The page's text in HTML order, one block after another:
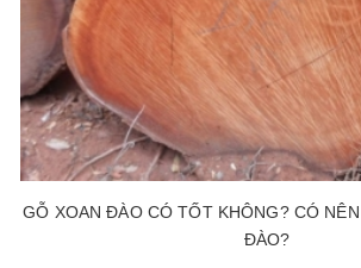
GỖ XOAN ĐÀO CÓ TỐT KHÔNG? CÓ
ĐÀO?